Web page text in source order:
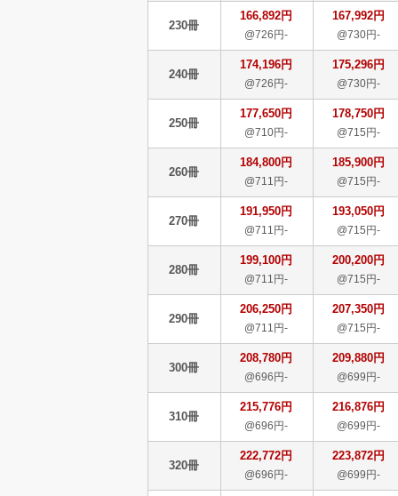
230冊
166,892円
@726円-
167,992円
@730円-
240冊
174,196円
@726円-
175,296円
@730円-
250冊
177,650円
@710円-
178,750円
@715円-
260冊
184,800円
@711円-
185,900円
@715円-
270冊
191,950円
@711円-
193,050円
@715円-
280冊
199,100円
@711円-
200,200円
@715円-
290冊
206,250円
@711円-
207,350円
@715円-
300冊
208,780円
@696円-
209,880円
@699円-
310冊
215,776円
@696円-
216,876円
@699円-
320冊
222,772円
@696円-
223,872円
@699円-